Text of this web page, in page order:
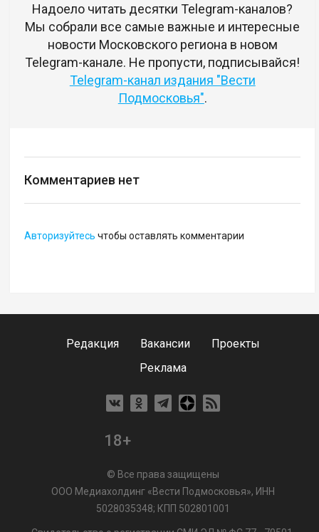
Надоело читать десятки Telegram-каналов?
Мы собрали все самые важные и интересные
новости Московского региона в новом
Telegram-канале. Не пропусти, подписывайся!
Telegram-канал издания "Вести
Подмосковья".
Комментариев нет
Авторизуйтесь чтобы оставлять комментарии
Редакция Вакансии
Проекты
Реклама
18+
© Все права защищены
ООО Медиахолдинг «Вести Подмосковья», ИНН
5028035348; КПП 502801001